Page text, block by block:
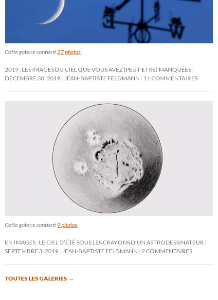
Cette galerie contient27 photos.
2019 : LES IMAGES DU CIEL QUE VOUS AVEZ (PEUT-ÊTRE) MANQUÉES
DÉCEMBRE 30, 2019 JEAN-BAPTISTE FELDMANN 11 COMMENTAIRES
Cette galerie contient 9 photos.
EN IMAGES : LE CIEL D’ÉTÉ SOUS LES CRAYONS D’UN ASTRODESSINATEUR
SEPTEMBRE 3, 2019 JEAN-BAPTISTE FELDMANN 2 COMMENTAIRES
TOUTES LES GALERIES →